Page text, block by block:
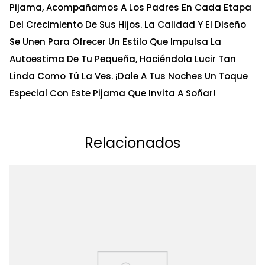
Pijama, Acompañamos A Los Padres En Cada Etapa
Del Crecimiento De Sus Hijos. La Calidad Y El Diseño
Se Unen Para Ofrecer Un Estilo Que Impulsa La
Autoestima De Tu Pequeña, Haciéndola Lucir Tan
Linda Como Tú La Ves. ¡Dale A Tus Noches Un Toque
Especial Con Este Pijama Que Invita A Soñar!
Relacionados